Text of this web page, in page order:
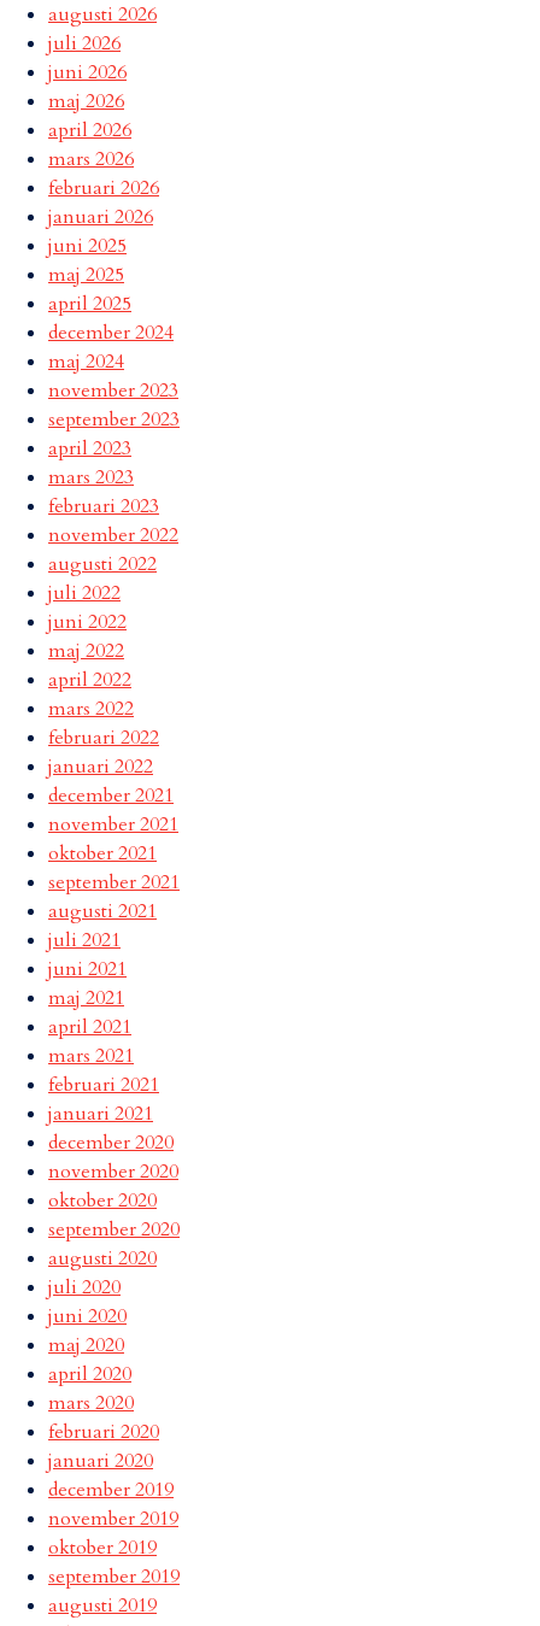
augusti 2026
juli 2026
juni 2026
maj 2026
april 2026
mars 2026
februari 2026
januari 2026
juni 2025
maj 2025
april 2025
december 2024
maj 2024
november 2023
september 2023
april 2023
mars 2023
februari 2023
november 2022
augusti 2022
juli 2022
juni 2022
maj 2022
april 2022
mars 2022
februari 2022
januari 2022
december 2021
november 2021
oktober 2021
september 2021
augusti 2021
juli 2021
juni 2021
maj 2021
april 2021
mars 2021
februari 2021
januari 2021
december 2020
november 2020
oktober 2020
september 2020
augusti 2020
juli 2020
juni 2020
maj 2020
april 2020
mars 2020
februari 2020
januari 2020
december 2019
november 2019
oktober 2019
september 2019
augusti 2019